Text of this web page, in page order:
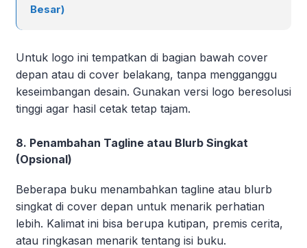
Besar)
Untuk logo ini tempatkan di bagian bawah cover
depan atau di cover belakang, tanpa mengganggu
keseimbangan desain. Gunakan versi logo beresolusi
tinggi agar hasil cetak tetap tajam.
8. Penambahan Tagline atau Blurb Singkat
(Opsional)
Beberapa buku menambahkan tagline atau blurb
singkat di cover depan untuk menarik perhatian
lebih. Kalimat ini bisa berupa kutipan, premis cerita,
atau ringkasan menarik tentang isi buku.